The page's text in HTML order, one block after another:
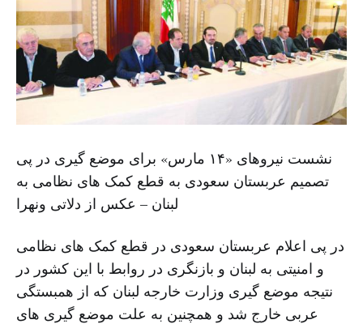
نشست نیروهای «۱۴ مارس» برای موضع گیری در پی
تصمیم عربستان سعودی به قطع کمک های نظامی به
لبنان – عکس از دلاتی ونهرا
در پی اعلام عربستان سعودی در قطع کمک های نظامی
و امنیتی به لبنان و بازنگری در روابط با این کشور در
نتیجه موضع گیری وزارت خارجه لبنان که از همبستگی
عربی خارج شد و همچنین به علت موضع گیری های